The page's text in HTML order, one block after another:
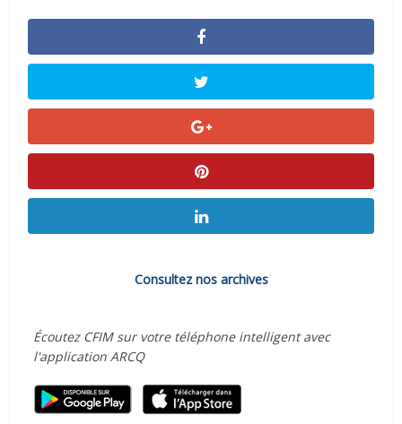
Consultez nos archives
Écoutez CFIM sur votre téléphone intelligent avec
l'application ARCQ